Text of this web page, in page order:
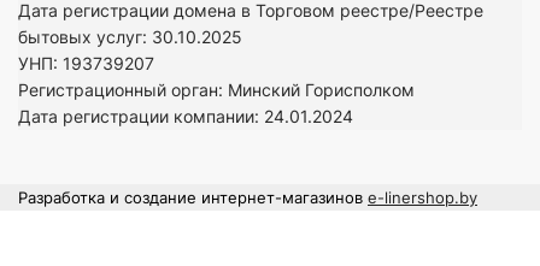
Дата регистрации домена в Торговом реестре/Реестре
бытовых услуг: 30.10.2025
УНП: 193739207
Регистрационный орган: Минский Горисполком
Дата регистрации компании: 24.01.2024
Разработка и создание интернет-магазинов e-linershop.by